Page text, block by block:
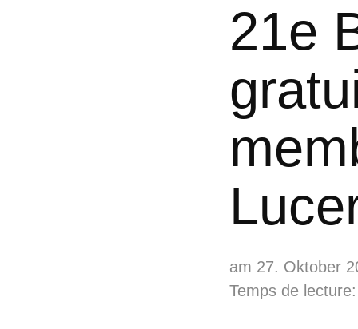
21e
am 27. Oktober
Temps de